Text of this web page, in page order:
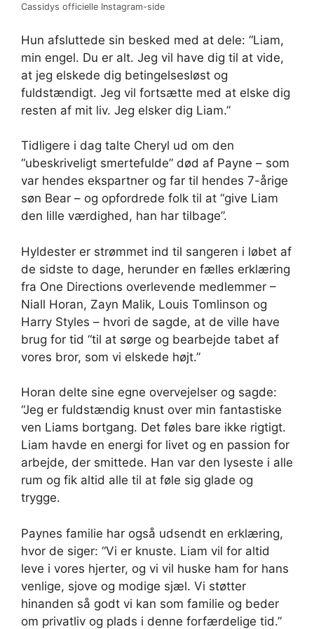
Cassidys officielle Instagram-side
Hun afsluttede sin besked med at dele: “Liam,
min engel. Du er alt. Jeg vil have dig til at vide,
at jeg elskede dig betingelsesløst og
fuldstændigt. Jeg vil fortsætte med at elske dig
resten af ​​mit liv. Jeg elsker dig Liam.”
Tidligere i dag talte Cheryl ud om den
“ubeskriveligt smertefulde” død af Payne – som
var hendes ekspartner og far til hendes 7-årige
søn Bear – og opfordrede folk til at “give Liam
den lille værdighed, han har tilbage”.
Hyldester er strømmet ind til sangeren i løbet af
de sidste to dage, herunder en fælles erklæring
fra One Directions overlevende medlemmer –
Niall Horan, Zayn Malik, Louis Tomlinson og
Harry Styles – hvori de sagde, at de ville have
brug for tid “til at sørge og bearbejde tabet af
vores bror, som vi elskede højt.”
Horan delte sine egne overvejelser og sagde:
“Jeg er fuldstændig knust over min fantastiske
ven Liams bortgang. Det føles bare ikke rigtigt.
Liam havde en energi for livet og en passion for
arbejde, der smittede. Han var den lyseste i alle
rum og fik altid alle til at føle sig glade og
trygge.
Paynes familie har også udsendt en erklæring,
hvor de siger: “Vi er knuste. Liam vil for altid
leve i vores hjerter, og vi vil huske ham for hans
venlige, sjove og modige sjæl. Vi støtter
hinanden så godt vi kan som familie og beder
om privatliv og plads i denne forfærdelige tid.”